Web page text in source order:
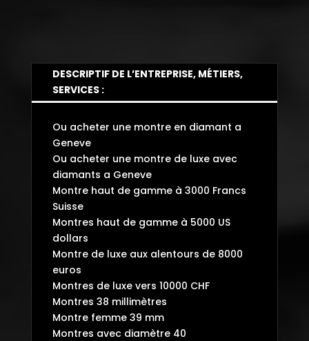
DESCRIPTIF DE L’ENTREPRISE, MÉTIERS,
SERVICES :
Ou acheter une montre en diamant a
Geneve
Ou acheter une montre de luxe avec
diamants a Geneve
Montre haut de gamme à 3000 Francs
Suisse
Montres haut de gamme à 5000 US
dollars
Montre de luxe aux alentours de 8000
euros
Montres de luxe vers 10000 CHF
Montres 38 millimètres
Montre femme 39 mm
Montres avec diamètre 40